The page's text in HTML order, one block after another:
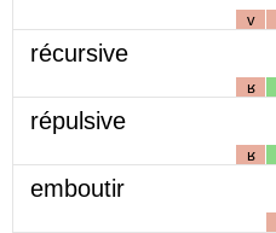
v
récursive
ʁ
répulsive
ʁ
emboutir